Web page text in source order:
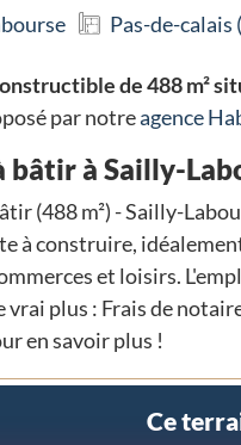
Pas-de-calais
de 488 m²
par notreagence
bâtir à Sailly-
(488 m²) - Sailly-
à construire,
et loisirs.
vrai plus : Frais de
en savoir plus !
Ce